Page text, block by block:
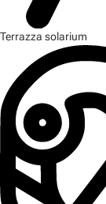
Terrazza solarium